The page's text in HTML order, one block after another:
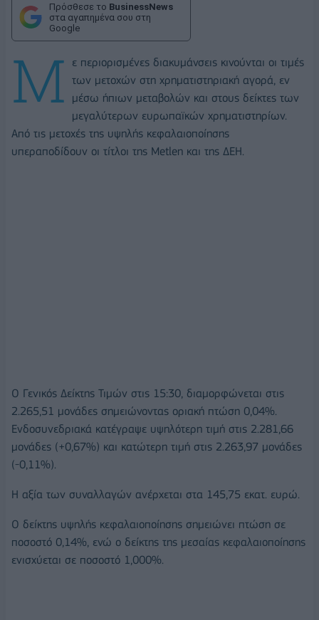
Πρόσθεσε το BusinessNews
στα αγαπημένα σου στη
Google
Μ
ε περιορισμένες διακυμάνσεις κινούνται οι τιμές
των μετοχών στη χρηματιστηριακή αγορά, εν
μέσω ήπιων μεταβολών και στους δείκτες των
μεγαλύτερων ευρωπαϊκών χρηματιστηρίων.
Από τις μετοχές της υψηλής κεφαλαιοποίησης
υπεραποδίδουν οι τίτλοι της Metlen και της ΔΕΗ.
O Γενικός Δείκτης Τιμών στις 15:30, διαμορφώνεται στις
2.265,51 μονάδες σημειώνοντας οριακή πτώση 0,04%.
Ενδοσυνεδριακά κατέγραψε υψηλότερη τιμή στις 2.281,66
μονάδες (+0,67%) και κατώτερη τιμή στις 2.263,97 μονάδες
(-0,11%).
Η αξία των συναλλαγών ανέρχεται στα 145,75 εκατ. ευρώ.
Ο δείκτης υψηλής κεφαλαιοποίησης σημειώνει πτώση σε
ποσοστό 0,14%, ενώ ο δείκτης της μεσαίας κεφαλαιοποίησης
ενισχύεται σε ποσοστό 1,000%.